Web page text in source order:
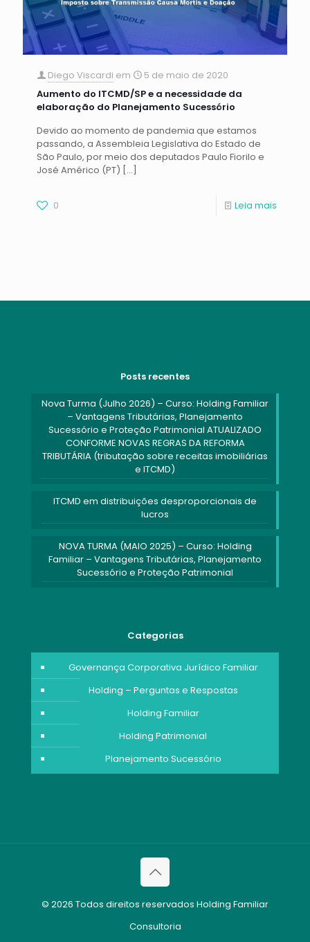
Diego Viscardi em
5 de maio de 2020
Aumento do ITCMD/SP e a necessidade da
elaboração do Planejamento Sucessório
Devido ao momento de pandemia que estamos
passando, a Assembleia Legislativa do Estado de
São Paulo, por meio dos deputados Paulo Fiorilo e
José Américo (PT) […]
0 Leia mais
Posts recentes
Nova Turma (Julho 2026) – Curso: Holding Familiar
– Vantagens Tributárias, Planejamento
Sucessório e Proteção Patrimonial ATUALIZADO
CONFORME NOVAS REGRAS DA REFORMA
TRIBUTÁRIA (tributação sobre receitas imobiliárias
e ITCMD)
ITCMD em distribuições desproporcionais de
lucros
NOVA TURMA (MAIO 2025) – Curso: Holding
Familiar – Vantagens Tributárias, Planejamento
Sucessório e Proteção Patrimonial
Categorias
Governança Corporativa Jurídico Familiar
Holding – Perguntas e Respostas
Holding Familiar
Holding Patrimonial
Planejamento Sucessório
© 2026 Todos direitos reservados Holding Familiar
Consultoria